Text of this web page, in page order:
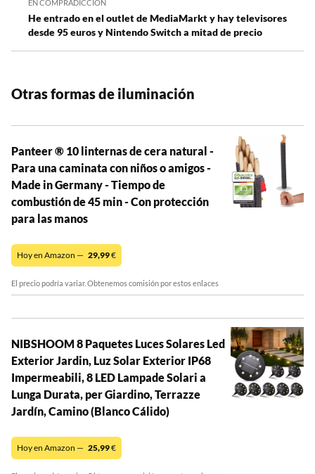
EN COMPRADICCIÓN
He entrado en el outlet de MediaMarkt y hay televisores
desde 95 euros y Nintendo Switch a mitad de precio
Otras formas de iluminación
Panteer ® 10 linternas de cera natural -
Para una caminata con niños o amigos -
Made in Germany - Tiempo de
combustión de 45 min - Con protección
para las manos
Hoy en Amazon — 29,99€
El precio podría variar. Obtenemos comisión por estos enlaces
NIBSHOOM 8 Paquetes Luces Solares Led
Exterior Jardin, Luz Solar Exterior IP68
Impermeabili, 8 LED Lampade Solari a
Lunga Durata, per Giardino, Terrazze
Jardín, Camino (Blanco Cálido)
Hoy en Amazon — 25,99€